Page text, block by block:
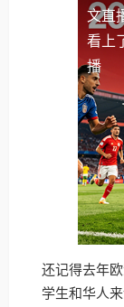
文直
看上
播
还记得去年
学生和华人